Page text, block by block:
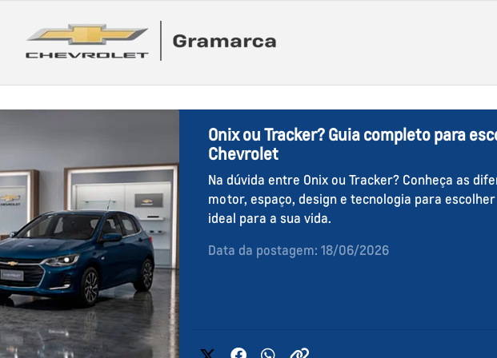
Onix ou Tracker? Guia completo para
Chevrolet
Na dúvida entre Onix ou Tracker? Conheça as
motor, espaço, design e tecnologia para
ideal para a sua vida.
Data da postagem: 18/06/2026